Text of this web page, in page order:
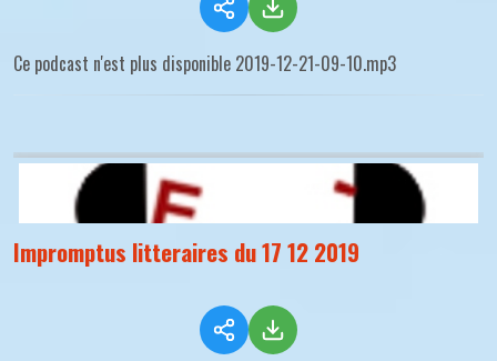
Ce podcast n'est plus disponible 2019-12-21-09-10.mp3
Impromptus litteraires du 17 12 2019